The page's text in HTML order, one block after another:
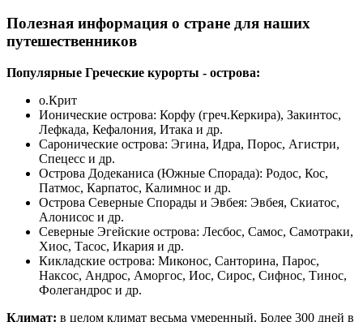
Полезная информация о стране для наших
путешественников
Популярные Греческие курорты - острова:
о.Крит
Ионические острова: Корфу (греч.Керкира), Закинтос,
Лефкада, Кефалония, Итака и др.
Саронические острова: Эгина, Идра, Порос, Агистри,
Спецесс и др.
Острова Додеканиса (Южные Спорада): Родос, Кос,
Патмос, Карпатос, Калимнос и др.
Острова Северные Спорады и Эвбея: Эвбея, Скиатос,
Алонисос и др.
Северные Эгейские острова: Лесбос, Самос, Самотраки,
Хиос, Тасос, Икария и др.
Кикладские острова: Миконос, Санторина, Парос,
Наксос, Андрос, Аморгос, Иос, Сирос, Сифнос, Тинос,
Фолегандрос и др.
Климат: в целом климат весьма умеренный. Более 300 дней в